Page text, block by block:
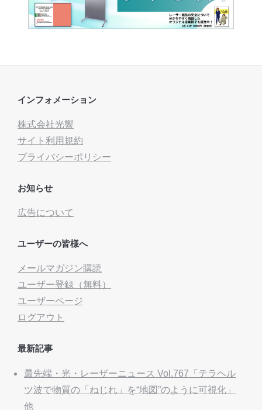
インフォメーション
株式会社光響
サイト利用規約
プライバシーポリシー
お知らせ
広告について
ユーザーの皆様へ
メールマガジン購読
ユーザー登録（無料）
ユーザーページ
ログアウト
最新記事
最先端・光・レーザーニュース Vol.767「テラヘル
ツ波で物質の「ねじれ」を“地図”のように可視化」
他